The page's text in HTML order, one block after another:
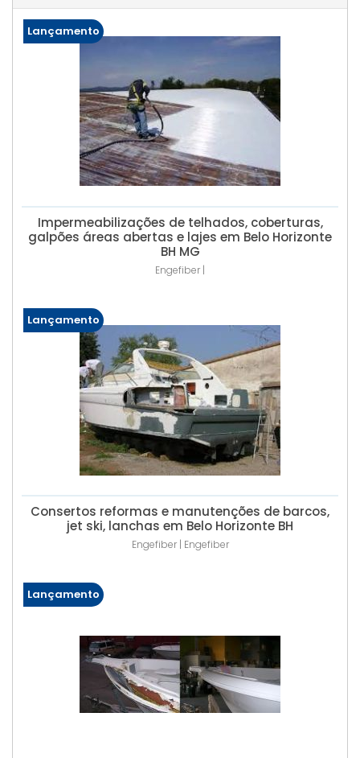
Lançamento
Impermeabilizações de telhados, coberturas,
galpões áreas abertas e lajes em Belo Horizonte
BH MG
Engefiber |
Lançamento
Consertos reformas e manutenções de barcos,
jet ski, lanchas em Belo Horizonte BH
Engefiber | Engefiber
Lançamento